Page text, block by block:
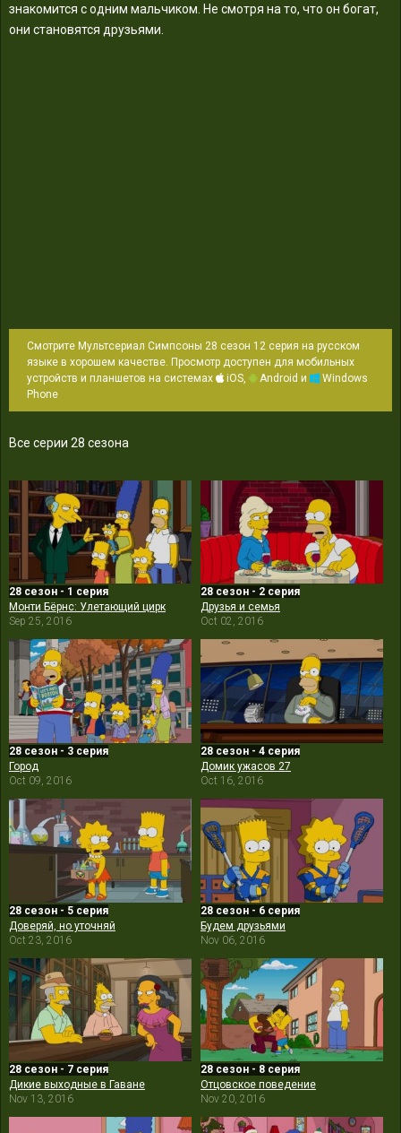
знакомится с одним мальчиком. Не смотря на то, что он богат,
они становятся друзьями.
Смотрите Мультсериал Симпсоны 28 сезон 12 серия на русском
языке в хорошем качестве. Просмотр доступен для мобильных
устройств и планшетов на системах
iOS, Android и
Windows
Phone
Все серии 28 сезона
28 сезон - 1 серия
Монти Бёрнс: Улетающий цирк
Sep 25, 2016
28 сезон - 2 серия
Друзья и семья
Oct 02, 2016
28 сезон - 3 серия
Город
Oct 09, 2016
28 сезон - 4 серия
Домик ужасов 27
Oct 16, 2016
28 сезон - 5 серия
Доверяй, но уточняй
Oct 23, 2016
28 сезон - 6 серия
Будем друзьями
Nov 06, 2016
28 сезон - 7 серия
Дикие выходные в Гаване
Nov 13, 2016
28 сезон - 8 серия
Отцовское поведение
Nov 20, 2016